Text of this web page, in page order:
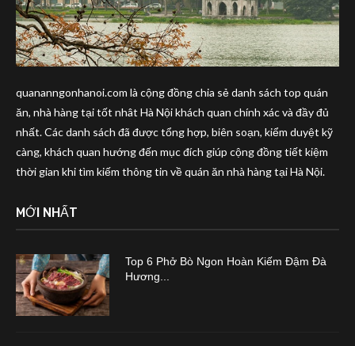
quananngonhanoi.com là cộng đồng chia sẻ danh sách top quán
ăn, nhà hàng tại tốt nhât Hà Nội khách quan chính xác và đầy đủ
nhất. Các danh sách đã được tổng hợp, biên soạn, kiểm duyệt kỹ
càng, khách quan hướng đến mục đích giúp cộng đồng tiết kiệm
thời gian khi tìm kiếm thông tin về quán ăn nhà hàng tại Hà Nội.
MỚI NHẤT
Top 6 Phở Bò Ngon Hoàn Kiếm Đậm Đà
Hương...